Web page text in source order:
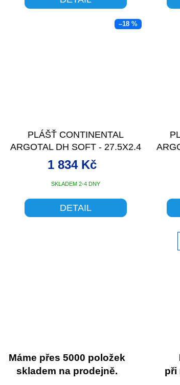
–18 %
PLÁŠŤ CONTINENTAL
ARGOTAL DH SOFT - 27.5X2.4
SKLADEM 2-4 DNY
1 834 Kč
DETAIL
Máme přes 5000 položek
skladem na prodejně.
při